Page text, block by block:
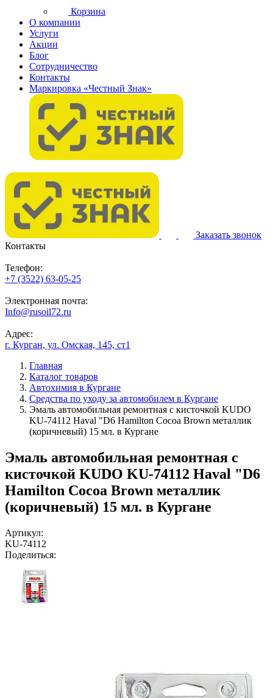
Корзина
О компании
Услуги
Акции
Блог
Сотрудничество
Контакты
Маркировка «Честный Знак»
Заказать звонок
Контакты
Телефон:
+7 (3522) 63-05-25
Электронная почта:
Info@rusoil72.ru
Адрес:
г. Курган, ул. Омская, 145, ст1
Главная
Каталог товаров
Автохимия в Кургане
Средства по уходу за автомобилем в Кургане
Эмаль автомобильная ремонтная с кисточкой KUDO
KU-74112 Haval "D6 Hamilton Cocoa Brown металлик
(коричневый) 15 мл. в Кургане
Эмаль автомобильная ремонтная с
кисточкой KUDO KU-74112 Haval "D6
Hamilton Cocoa Brown металлик
(коричневый) 15 мл. в Кургане
Артикул:
KU-74112
Поделиться: